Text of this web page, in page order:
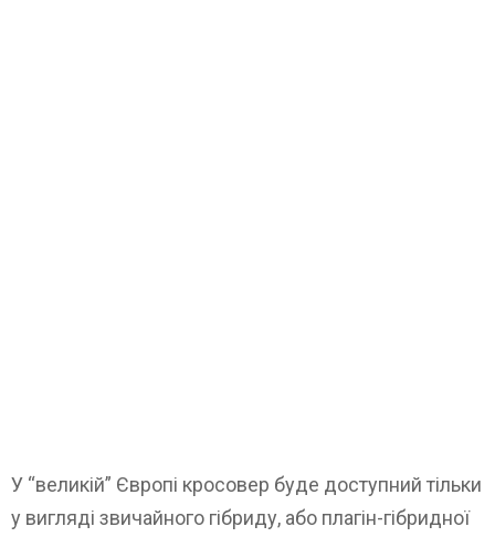
У “великій” Європі кросовер буде доступний тільки
у вигляді звичайного гібриду, або плагін-гібридної